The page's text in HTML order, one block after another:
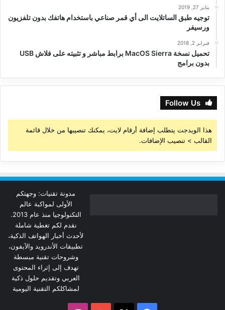
يناير 27, 2019
توجيه طبق الساتلايت الى أي قمر صناعي باستخدام هاتفك بدون تلفزيون
ورسيفر
فبراير 2, 2018
تحميل نسخة MacOS Sierra برابط مباشر و تثبيته على فلاش USB
بدون برامج
Follow Us
هذا الويدجت يتطلب إضافة أرقام لايت، يمكنك تنصيبها من خلال قائمة
القالب > تنصيب الإضافات.
مدونة تقنيات: وجهتكم
الأولى لمواكبة عالم
التكنولوجيا منذ عام 2013.
نقدم لكم تغطية شاملة
لأحدث أخبار الهواتف الذكية،
تطبيقات الأندرويد والآيفون،
وشروحات تقنية مبسطة
تهدف إلى إثراء المحتوى
العربي وتقديم حلول ذكية
لمشاكلكم التقنية اليومية